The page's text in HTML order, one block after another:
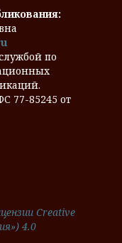
по
77-85245 от
Creative
4.0